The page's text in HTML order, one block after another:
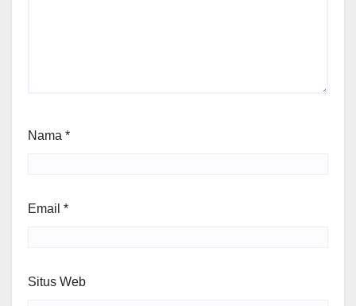
Nama *
Email *
Situs Web